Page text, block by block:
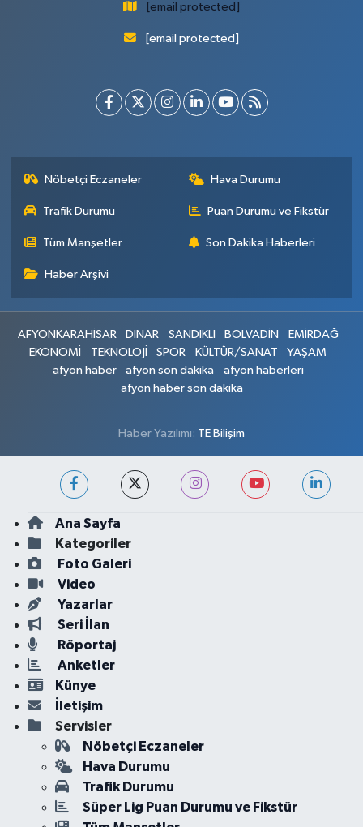
[email protected]
[email protected]
Nöbetçi Eczaneler Hava Durumu
Trafik Durumu Puan Durumu ve Fikstür
Tüm Manşetler Son Dakika Haberleri
Haber Arşivi
AFYONKARAHİSAR DİNAR SANDIKLI BOLVADİN
EMİRDAĞ
EKONOMİ
TEKNOLOJİ SPOR KÜLTÜR/SANAT
YAŞAM
afyon haber
afyon son dakika
afyon haberleri
afyon haber son dakika
Haber Yazılımı: TE Bilişim
Ana Sayfa
Kategoriler
Foto Galeri
Video
Yazarlar
Seri İlan
Röportaj
Anketler
Künye
İletişim
Servisler
Nöbetçi Eczaneler
Hava Durumu
Trafik Durumu
Süper Lig Puan Durumu ve Fikstür